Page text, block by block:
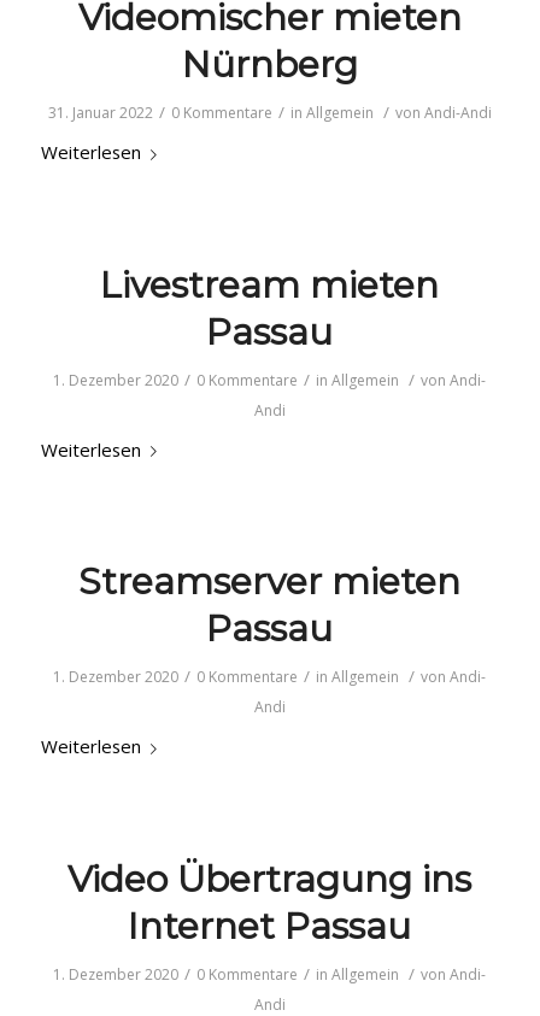
Videomischer mieten
Nürnberg
31. Januar 2022 / 0 Kommentare / in Allgemein / von Andi-Andi
Weiterlesen
Livestream mieten
Passau
1. Dezember 2020 / 0 Kommentare / inAllgemein / vonAndi-
Andi
Weiterlesen
Streamserver mieten
Passau
1. Dezember 2020 / 0 Kommentare / inAllgemein / vonAndi-
Andi
Weiterlesen
Video Übertragung ins
Internet Passau
1. Dezember 2020 / 0 Kommentare / inAllgemein / vonAndi-
Andi